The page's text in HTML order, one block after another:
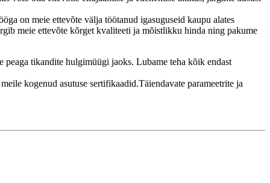
on meie ettevõte välja töötanud igasuguseid kaupu alates
meie ettevõte kõrget kvaliteeti ja mõistlikku hinda ning pakume
tikandite hulgimüügi jaoks. Lubame teha kõik endast
kogenud asutuse sertifikaadid.Täiendavate parameetrite ja